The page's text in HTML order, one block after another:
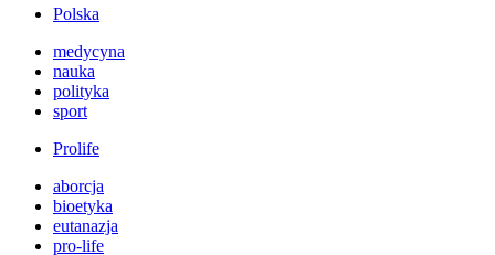
Polska
medycyna
nauka
polityka
sport
Prolife
aborcja
bioetyka
eutanazja
pro-life